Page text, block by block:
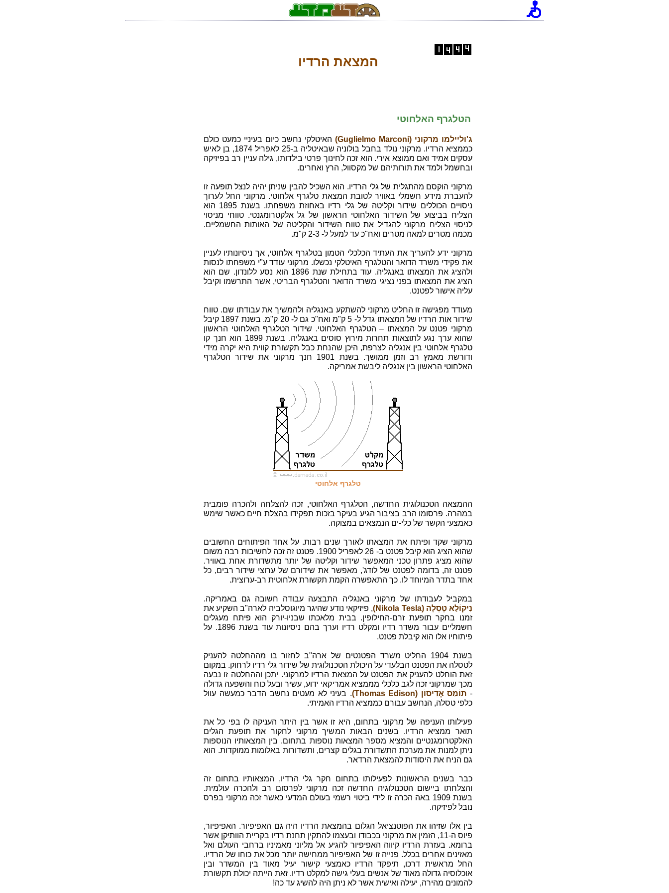
המצאת הרדיו
הטלגרף האלחוטי
ג'וליילמו מרקוני (Guglielmo Marconi)
האיטלקי נחשב כיום בעיניי כמעט כולם
כממציא הרדיו. מרקוני נולד בחבל בולוניה שבאיטליה ב-25 לאפריל 1874, בן לאיש
עסקים אמיד ואם ממוצא אירי. הוא זכה לחינוך פרטי בילדותו, גילה עניין רב בפיזיקה
ובחשמל ולמד את תורותיהם של מקסוול, הרץ ואחרים.
מרקוני הוקסם מהתגלית של גלי הרדיו. הוא השכיל להבין שניתן יהיה לנצל תופעה זו
להעברת מידע חשמלי באוויר לטובת המצאת טלגרף אלחוטי. מרקוני החל לערוך
ניסויים הכוללים שידור וקליטה של גלי רדיו באחוזת משפחתו. בשנת 1895 הוא
הצליח בביצוע של השידור האלחוטי הראשון של גל אלקטרומגנטי. טווחי מניסוי
לניסוי הצליח מרקוני להגדיל את טווח השידור והקליטה של האותות החשמליים.
מכמה מטרים למאה מטרים ואח"כ עד למעל ל- 2-3 ק"מ.
מרקוני ידע להעריך את העתיד הכלכלי הטמון בטלגרף אלחוטי, אך ניסיונותיו לעניין
את פקידי משרד הדואר והטלגרף האיטלקי נכשלו. מרקוני עודד ע"י משפחתו לנסות
ולהציג את המצאתו באנגליה. עוד בתחילת שנת 1896 הוא נסע ללונדון. שם הוא
הציג את המצאתו בפני נציגי משרד הדואר והטלגרף הבריטי, אשר התרשמו וקיבל
עליה אישור לפטנט.
מעודד מפגישה זו החליט מרקוני להשתקע באנגליה ולהמשיך את עבודתו שם. טווח
שידור אות הרדיו של המצאתו גדל ל- 5 ק"מ ואח"כ גם ל- 20 ק"מ. בשנת 1897 קיבל
מרקוני פטנט על המצאתו – הטלגרף האלחוטי. שידור הטלגרף האלחוטי הראשון
שהוא ערך נגע לתוצאות תחרות מירוץ סוסים באנגליה. בשנת 1899 הוא חנך קו
טלגרף אלחוטי בין אנגליה לצרפת, היכן שהנחת כבל תקשורת קווית היא יקרה מידי
ודורשת מאמץ רב וזמן ממושך. בשנת 1901 חנך מרקוני את שידור הטלגרף
האלחוטי הראשון בין אנגליה ליבשת אמריקה.
טלגרף אלחוטי
ההמצאה הטכנולוגית החדשה, הטלגרף האלחוטי, זכה להצלחה ולהכרה פומבית
במהרה. פרסומו הרב בציבור הגיע בעיקר בזכות תפקידו בהצלת חיים כאשר שימש
כאמצעי הקשר של כלי-ים הנמצאים במצוקה.
מרקוני שקד ופיתח את המצאתו לאורך שנים רבות. על אחד הפיתוחים החשובים
שהוא הציג הוא קיבל פטנט ב- 26 לאפריל 1900. פטנט זה זכה לחשיבות רבה משום
שהוא מציג פתרון טכני המאפשר שידור וקליטה של יותר מתשדורת אחת באוויר.
פטנט זה, בדומה לפטנט של לודג', מאפשר את שידורם של ערוצי שידור רבים, כל
אחד בתדר המיוחד לו. כך התאפשרה הקמת תקשורת אלחוטית רב-ערוצית.
במקביל לעבודתו של מרקוני באנגליה התבצעה עבודה חשובה גם באמריקה.
נִיקוֹלַא טֶסְלָה (Nikola Tesla)
, פיזיקאי נודע שהיגר מיוגוסלביה לארה"ב השקיע את
זמנו בחקר תופעת זרם-החילופין. בבית מלאכתו שבניו-יורק הוא פיתח מעגלים
חשמליים עבור משדר רדיו ומקלט רדיו וערך בהם ניסיונות עוד בשנת 1896. על
פיתוחיו אלו הוא קיבלת פטנט.
בשנת 1904 החליט משרד הפטנטים של ארה"ב לחזור בו מההחלטה להעניק
לטסלה את הפטנט הבלעדי על היכולת הטכנולוגית של שידור גלי רדיו לרחוק. במקום
זאת הוחלט להעניק את הפטנט על המצאת הרדיו למרקוני. יתכן וההחלטה זו נבעה
מכך שמרקוני זכה לגב כלכלי מממציא אמריקאי ידוע, עשיר ובעל כוח והשפעה גדולה
- תוֹמַס אֶדִיסוֹן (Thomas Edison)
. בעיני לא מעטים נחשב הדבר כמעשה עוול
כלפי טסלה, הנחשב עבורם כממציא הרדיו האמיתי.
פעילותו העניפה של מרקוני בתחום, היא זו אשר בין היתר העניקה לו בפי כל את
תואר ממציא הרדיו. בשנים הבאות המשיך מרקוני לחקור את תופעת הגלים
האלקטרומגנטיים והמציא מספר המצאות נוספות בתחום. בין המצאותיו הנוספות
ניתן למנות את מערכת התשדורת בגלים קצרים, ותשדורות באלומות ממוקדות. הוא
גם הניח את היסודות להמצאת הרדאר.
כבר בשנים הראשונות לפעילותו בתחום חקר גלי הרדיו, המצאותיו בתחום זה
והצלחתו ביישום הטכנולוגיה החדשה זכה מרקוני לפרסום רב ולהכרה עולמית.
בשנת 1909 באה הכרה זו לידי ביטוי רשמי בעולם המדעי כאשר זכה מרקוני בפרס
נובל לפיזיקה.
בין אלו שזיהו את הפוטנציאל הגלום בהמצאת הרדיו היה גם האפיפיור. האפיפיור,
פיוס ה-11, הזמין את מרקוני בכבודו ובעצמו להתקין תחנת רדיו בקריית הוותיקן אשר
ברומא. בעזרת הרדיו קיווה האפיפיור להגיע אל מליוני מאמיניו ברחבי העולם ואל
מאזינים אחרים בכלל. פנייה זו של האפיפיור ממחישה יותר מכל את כוחו של הרדיו.
החל מראשית דרכו, תיפקד הרדיו כאמצעי קישור יעיל מאוד בין המשדר ובין
אוכלוסיה גדולה מאוד של אנשים בעלי גישה למקלט רדיו. זאת הייתה יכולת תקשורת
להמונים מהירה, יעילה ואישית אשר לא ניתן היה להשיג עד כה!